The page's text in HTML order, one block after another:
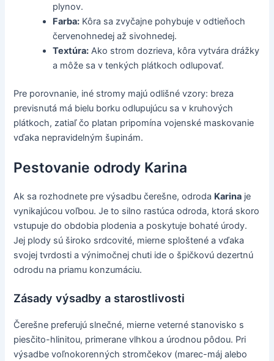
plynov.
Farba: Kôra sa zvyčajne pohybuje v odtieňoch
červenohnedej až sivohnedej.
Textúra: Ako strom dozrieva, kôra vytvára drážky
a môže sa v tenkých plátkoch odlupovať.
Pre porovnanie, iné stromy majú odlišné vzory: breza
previsnutá má bielu borku odlupujúcu sa v kruhových
plátkoch, zatiaľ čo platan pripomína vojenské maskovanie
vďaka nepravidelným šupinám.
Pestovanie odrody Karina
Ak sa rozhodnete pre výsadbu čerešne, odroda Karina je
vynikajúcou voľbou. Je to silno rastúca odroda, ktorá skoro
vstupuje do obdobia plodenia a poskytuje bohaté úrody.
Jej plody sú široko srdcovité, mierne sploštené a vďaka
svojej tvrdosti a výnimočnej chuti ide o špičkovú dezertnú
odrodu na priamu konzumáciu.
Zásady výsadby a starostlivosti
Čerešne preferujú slnečné, mierne veterné stanovisko s
piesčito-hlinitou, primerane vlhkou a úrodnou pôdou. Pri
výsadbe voľnokorenných stromčekov (marec-máj alebo